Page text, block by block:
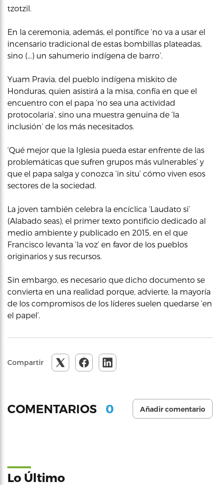
tzotzil.
En la ceremonia, además, el pontífice ‘no va a usar el
incensario tradicional de estas bombillas plateadas,
sino (…) un sahumerio indígena de barro’.
Yuam Pravia, del pueblo indígena miskito de
Honduras, quien asistirá a la misa, confía en que el
encuentro con el papa ‘no sea una actividad
protocolaria’, sino una muestra genuina de ‘la
inclusión’ de los más necesitados.
‘Qué mejor que la Iglesia pueda estar enfrente de las
problemáticas que sufren grupos más vulnerables’ y
que el papa salga y conozca ‘in situ’ cómo viven esos
sectores de la sociedad.
La joven también celebra la encíclica ‘Laudato si’
(Alabado seas), el primer texto pontificio dedicado al
medio ambiente y publicado en 2015, en el que
Francisco levanta ‘la voz’ en favor de los pueblos
originarios y sus recursos.
Sin embargo, es necesario que dicho documento se
convierta en una realidad porque, advierte, la mayoría
de los compromisos de los líderes suelen quedarse ‘en
el papel’.
Compartir
COMENTARIOS 0 Añadir comentario
Lo Último